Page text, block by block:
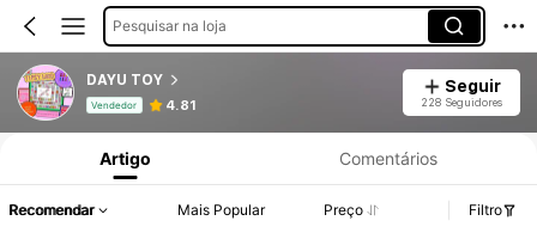
Pesquisar na loja
DAYU TOY
Vendedor 4.81
Seguir
228 Seguidores
Informações do Produto: Divulgação de Preço, Vendas e Detalhes de Stock.
Artigo Comentários
Recomendar Mais Popular Preço Filtro